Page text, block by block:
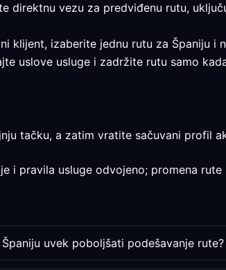
direktnu vezu za predviđenu rutu,
klijent, izaberite jednu rutu za Španiju i
uslove usluge i zadržite rutu samo
tačku, a zatim vratite sačuvani profil
i pravila usluge odvojeno; promena
uvek poboljšati podešavanje rute?